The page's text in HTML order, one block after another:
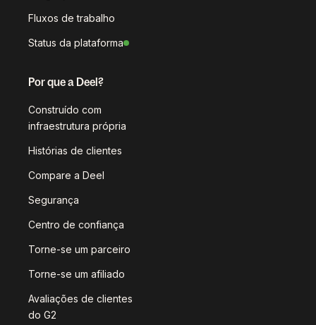
Fluxos de trabalho
Status da plataforma
Por que a Deel?
Construído com
infraestrutura própria
Histórias de clientes
Compare a Deel
Segurança
Centro de confiança
Torne-se um parceiro
Torne-se um afiliado
Avaliações de clientes
do G2